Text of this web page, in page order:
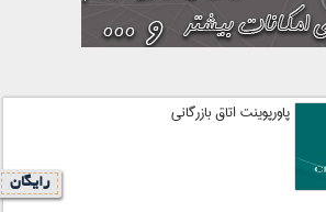
پاورپوینت اتاق بازرگانی
رایگان